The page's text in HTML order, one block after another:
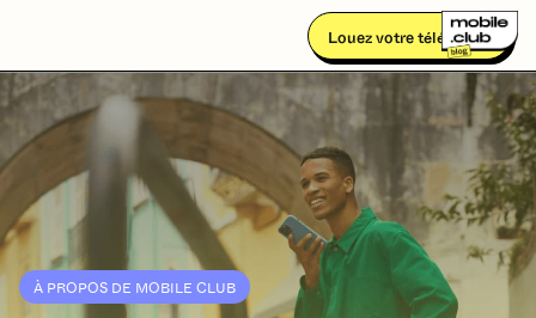
Louez votre téléphone
À PROPOS DE MOBILE CLUB